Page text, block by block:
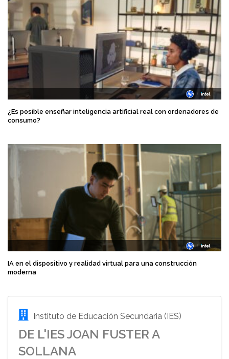
¿Es posible enseñar inteligencia artificial real con ordenadores de
consumo?
IA en el dispositivo y realidad virtual para una construcción
moderna
Instituto de Educación Secundaria (IES)
DE L'IES JOAN FUSTER A
SOLLANA